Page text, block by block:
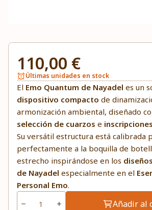
110,00 €
Últimas unidades en stock
El Emo Quantum de Nayadel es un
dispositivo compacto de
armonización ambiental, diseñado
selección de cuarzos e
Su versátil estructura está calibrada
perfectamente a la boquilla de
estrecho inspirándose en los
de Nayadel especialmente en el
Personal Emo.
Añadir al